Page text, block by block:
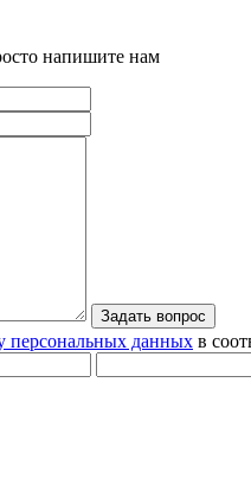
напишите нам
персональных данных в